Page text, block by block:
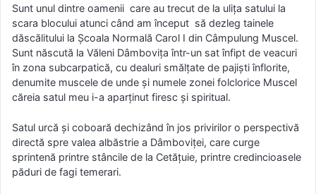
Sunt unul dintre oamenii care au trecut de la uliţa satului la
scara blocului atunci când am început să dezleg tainele
dăscălitului la Şcoala Normală Carol I din Câmpulung Muscel.
Sunt născută la Văleni Dâmboviţa într-un sat înfipt de veacuri
în zona subcarpatică, cu dealuri smălţate de pajişti înflorite,
denumite muscele de unde şi numele zonei folclorice Muscel
căreia satul meu i-a aparţinut firesc şi spiritual.
Satul urcă şi coboară dechizând în jos privirilor o perspectivă
directă spre valea albăstrie a Dâmboviţei, care curge
sprintenă printre stâncile de la Cetăţuie, printre credincioasele
păduri de fagi temerari.